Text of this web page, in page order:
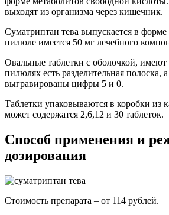
выходят из организма через кишечник.
Суматриптан тева выпускается в
пилюле имеется 50 мг лечебного
Овальные таблетки с оболочкой,
пилюлях есть разделительная полоска,
выгравированы цифры 5 и 0.
Таблетки упаковываются в коробки из
может содержатся 2,6,12 и 30 таблеток.
Способ применения и
дозирования
Стоимость препарата – от 114 рублей.